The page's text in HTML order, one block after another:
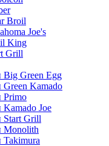
Broil
Joe's
King
Grill
Big Green Egg
Kamado
Primo
Joe
Start Grill
Monolith
Takimura